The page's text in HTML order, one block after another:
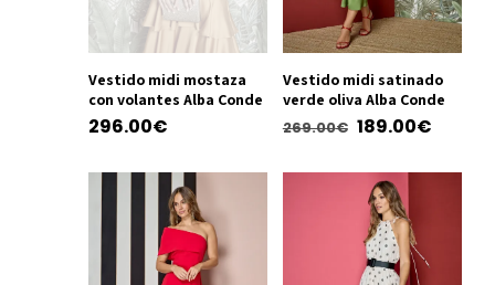
elegir
en
la
página
de
en
la
página
producto
Vestido midi mostaza
con volantes Alba Conde
296.00€
múltiples
variantes.
Vestido midi satinado
verde oliva Alba Conde
269.00€ El
original
era:
269.00€.
189.00€El